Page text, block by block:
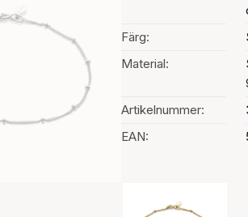
Färg:
Material:
Artikelnummer:
EAN: